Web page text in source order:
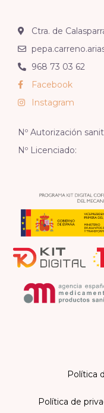
Ctra. de
968 73 03 62
Facebook
Instagram
Nº Autorización
Nº Licenciado:
Política
Política de